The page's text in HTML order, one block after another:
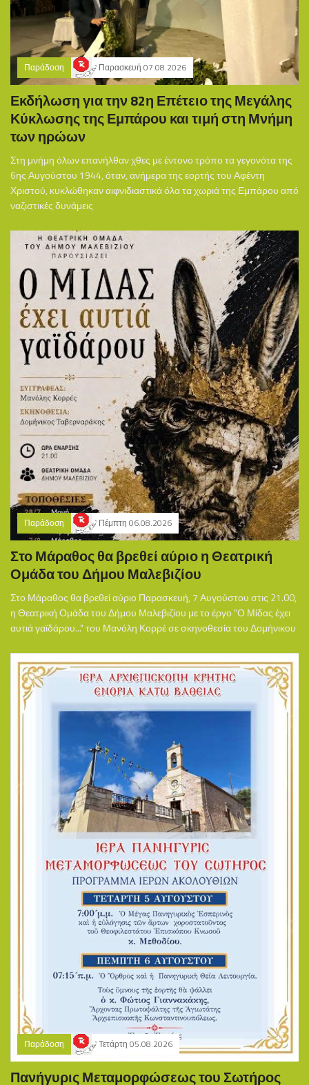
Παράδοση Παρασκευή 07.08.2026
Εκδήλωση για την 82η Επέτειο της Μεγάλης
Κύκλωσης της Εμπάρου και τιμή στη Μνήμη
των ηρώων
Στη μνήμη όλων επανήλθαν χθες με έντονο τρόπο τα γεγονότα της
6ης Αυγούστου 1944, όταν, ανήμερα της εορτής του Αφέντη
Χριστού, κυκλώθηκαν αιφνιδιαστικά όλα τα χωριά της Εμπάρου από
ναζιστικές δυνάμεις
Παράδοση Πέμπτη 06.08.2026
Στο Μάραθος θα βρεθεί αύριο η Θεατρική
Ομάδα του Δήμου Μαλεβιζίου
Στο Μάραθος θα βρεθεί αύριο Παρασκευή, 7 Αυγούστου στις 21.00,
η Θεατρική Ομάδα του Δήμου Μαλεβιζίου με το έργο "Ο Μίδας έχει
αυτιά γαϊδάρου..." του Μανόλη Κορρέ σε σκηνοθεσία του Δομήνικου
Παράδοση Τετάρτη 05.08.2026
Πανήγυρις Μεταμορφώσεως του Σωτήρος